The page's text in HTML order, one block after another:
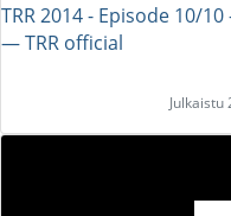
TRR 2014 - Episode 10/
― TRR official